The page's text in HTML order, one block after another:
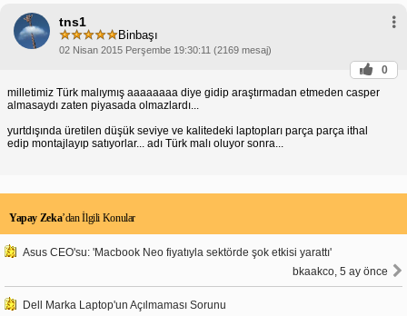
tns1
Binbaşı
02 Nisan 2015 Perşembe 19:30:11 (2169 mesaj)
0
milletimiz Türk malıymış aaaaaaaa diye gidip araştırmadan etmeden casper
almasaydı zaten piyasada olmazlardı...
yurtdışında üretilen düşük seviye ve kalitedeki laptopları parça parça ithal
edip montajlayıp satıyorlar... adı Türk malı oluyor sonra...
Yapay Zeka’dan İlgili Konular
Asus CEO'su: 'Macbook Neo fiyatıyla sektörde şok etkisi yarattı'
bkaakco, 5 ay önce
Dell Marka Laptop'un Açılmaması Sorunu